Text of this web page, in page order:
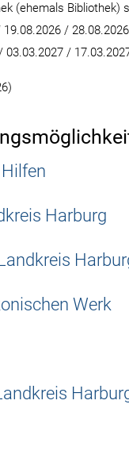
(ehemals Bibliothek)
19.08.2026 /
/
Harburg
Werk